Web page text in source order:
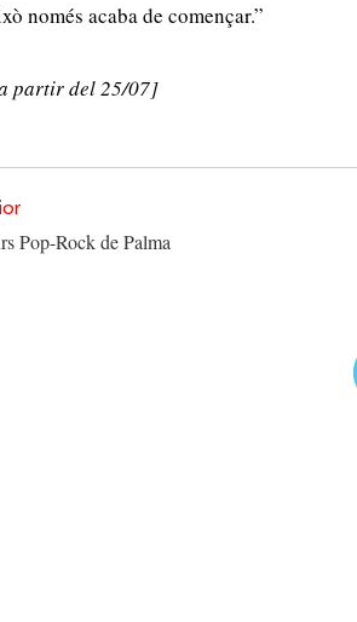
només acaba de començar.”
partir del 25/07]
Pop-Rock de Palma